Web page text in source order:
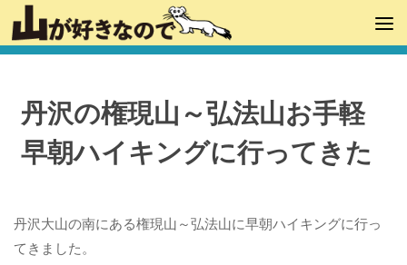
丹沢の権現山～弘法山お手軽
早朝ハイキングに行ってきた
丹沢大山の南にある権現山～弘法山に早朝ハイキングに行っ
てきました。